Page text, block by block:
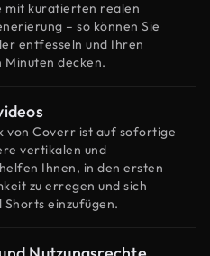
mit kuratierten realen
– so können Sie
entfesseln und Ihren
decken.
von Coverr ist auf sofortige
vertikalen und
Ihnen, in den ersten
zu erregen und sich
Shorts einzufügen.